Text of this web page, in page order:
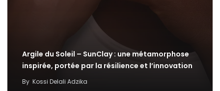
Argile du Soleil – SunClay : une métamorphose
inspirée, portée par la résilience et l’innovation
By Kossi Delali Adzika